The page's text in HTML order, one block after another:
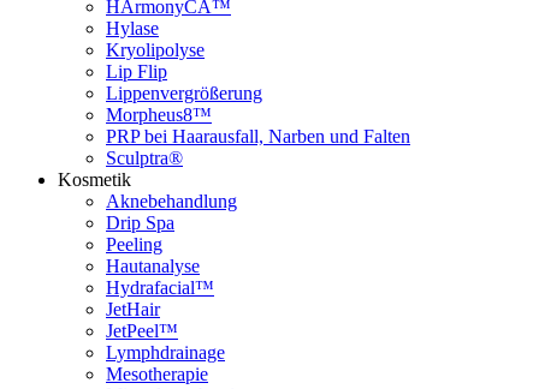
HArmonyCA™
Hylase
Kryolipolyse
Lip Flip
Lippenvergrößerung
Morpheus8™
PRP bei Haarausfall, Narben und Falten
Sculptra®
Kosmetik
Aknebehandlung
Drip Spa
Peeling
Hautanalyse
Hydrafacial™
JetHair
JetPeel™
Lymphdrainage
Mesotherapie